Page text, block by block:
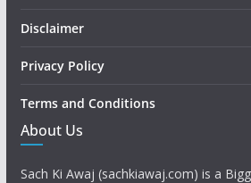
Disclaimer
Privacy Policy
Terms and Conditions
About Us
Sach Ki Awaj (sachkiawaj.com) is a